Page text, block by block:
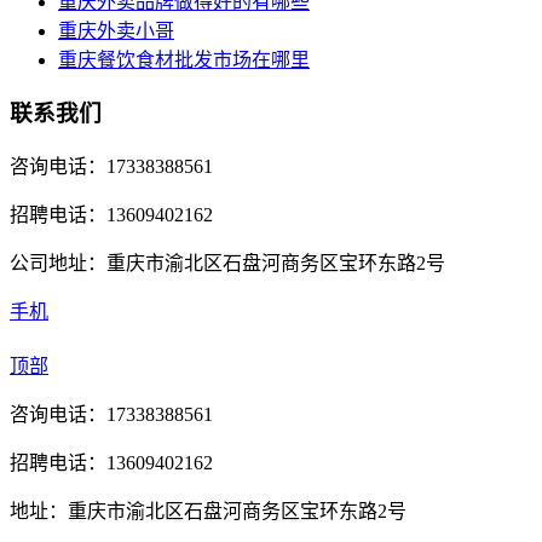
重庆外卖小哥
重庆餐饮食材批发市场在哪里
联系我们
咨询电话：17338388561
招聘电话：13609402162
公司地址：重庆市渝北区石盘河商务区宝环东路2号
手机
顶部
咨询电话：17338388561
招聘电话：13609402162
地址：重庆市渝北区石盘河商务区宝环东路2号